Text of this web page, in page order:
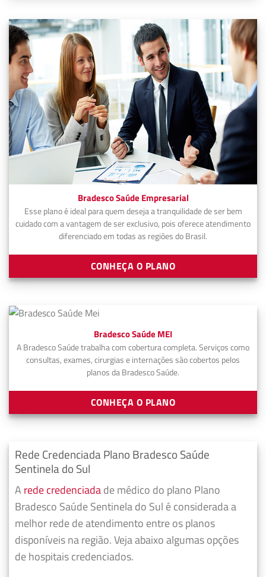
Bradesco Saúde Empresarial
Esse plano é ideal para quem deseja a tranquilidade de ser bem
cuidado com a vantagem de ser exclusivo, pois oferece atendimento
diferenciado em todas as regiões do Brasil.
CONHEÇA O PLANO
Bradesco Saúde MEI
A Bradesco Saúde trabalha com cobertura completa. Serviços como
consultas, exames, cirurgias e internações são cobertos pelos
planos da Bradesco Saúde.
CONHEÇA O PLANO
Rede Credenciada Plano Bradesco Saúde
Sentinela do Sul
A rede credenciadade médico do plano Plano
Bradesco Saúde Sentinela do Sul é considerada a
melhor rede de atendimento entre os planos
disponíveis na região. Veja abaixo algumas opções
de hospitais credenciados.